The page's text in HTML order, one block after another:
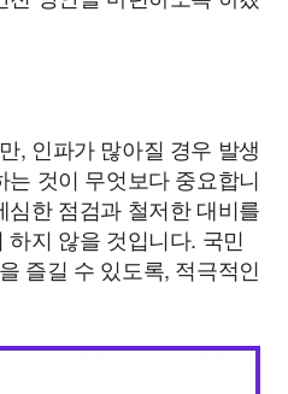
, 인파가 많아질 경우 발생
것이 무엇보다 중요합니
한 점검과 철저한 대비를
지 않을 것입니다. 국민
즐길 수 있도록, 적극적인